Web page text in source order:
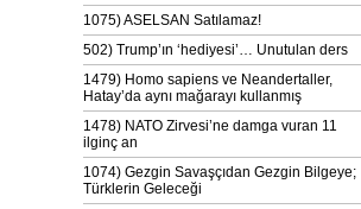
1075) ASELSAN Satılamaz!
502) Trump’ın ‘hediyesi’… Unutulan ders
1479) Homo sapiens ve Neandertaller,
Hatay’da aynı mağarayı kullanmış
1478) NATO Zirvesi’ne damga vuran 11
ilginç an
1074) Gezgin Savaşçıdan Gezgin Bilgeye;
Türklerin Geleceği